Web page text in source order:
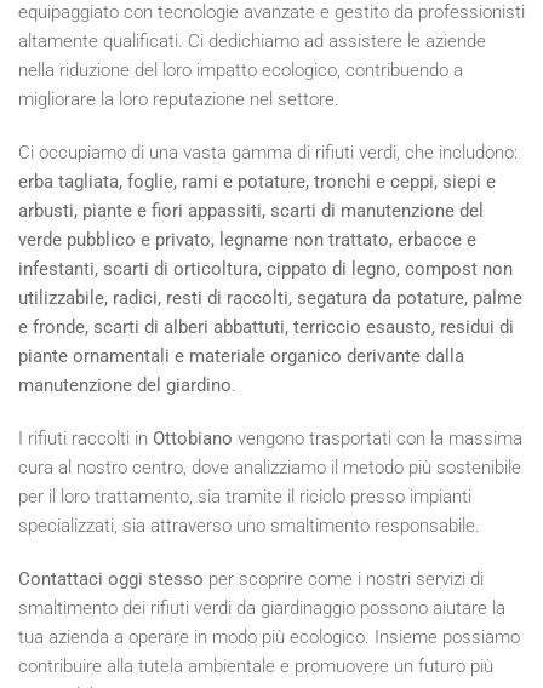
equipaggiato con tecnologie avanzate e gestito da professionisti
altamente qualificati. Ci dedichiamo ad assistere le aziende
nella riduzione del loro impatto ecologico, contribuendo a
migliorare la loro reputazione nel settore.
Ci occupiamo di una vasta gamma di rifiuti verdi, che includono:
erba tagliata, foglie, rami e potature, tronchi e ceppi, siepi e
arbusti, piante e fiori appassiti, scarti di manutenzione del
verde pubblico e privato, legname non trattato, erbacce e
infestanti, scarti di orticoltura, cippato di legno, compost non
utilizzabile, radici, resti di raccolti, segatura da potature, palme
e fronde, scarti di alberi abbattuti, terriccio esausto, residui di
piante ornamentali e materiale organico derivante dalla
manutenzione del giardino.
I rifiuti raccolti in Ottobiano vengono trasportati con la massima
cura al nostro centro, dove analizziamo il metodo più sostenibile
per il loro trattamento, sia tramite il riciclo presso impianti
specializzati, sia attraverso uno smaltimento responsabile.
Contattaci oggi stesso per scoprire come i nostri servizi di
smaltimento dei rifiuti verdi da giardinaggio possono aiutare la
tua azienda a operare in modo più ecologico. Insieme possiamo
contribuire alla tutela ambientale e promuovere un futuro più